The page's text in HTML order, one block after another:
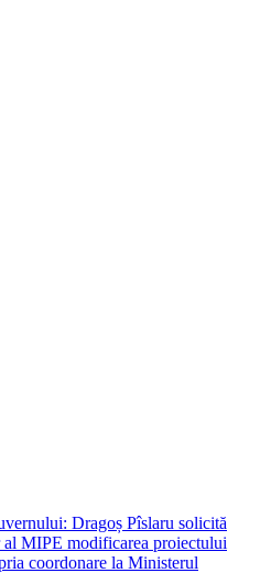
Dragoș Pîslaru solicită
MIPE modificarea proiectului
coordonare la Ministerul